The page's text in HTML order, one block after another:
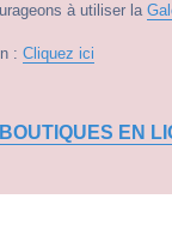
à utiliser la
: Cliquez ici
BOUTIQUES EN